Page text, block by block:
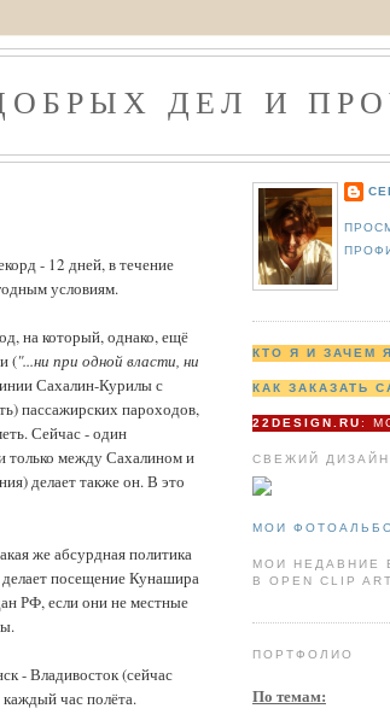
ДЕЛ И
- 12 дней, в течение
условиям.
на который, однако, ещё
("...ни при одной власти, ни
Сахалин-Курилы с
пассажирских пароходов,
Сейчас - один
только между Сахалином и
делает также он. В это
же абсурдная политика
посещение Кунашира
РФ, если они не местные
- Владивосток (сейчас
час полёта.
КТО Я И ЗАЧЕМ
КАК ЗАКАЗАТЬ
22DESIGN.RU :
СВЕЖИЙ
МОИ
МОИ НЕДАВНИЕ
В OPEN CLIP
ПОРТФОЛИО
По темам: